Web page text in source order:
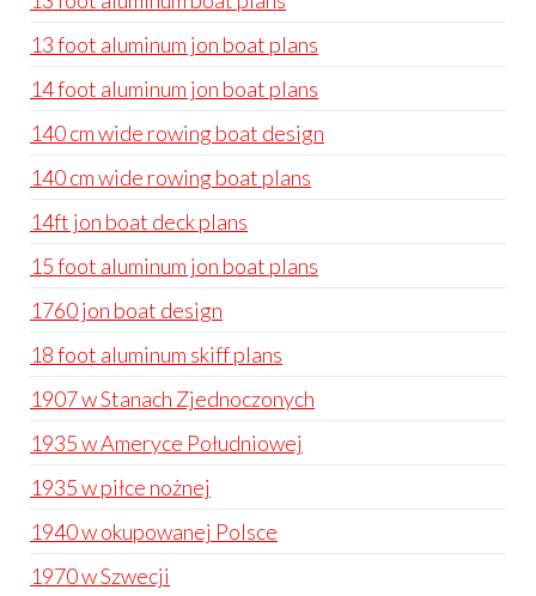
13 foot aluminum jon boat plans
14 foot aluminum jon boat plans
140 cm wide rowing boat design
140 cm wide rowing boat plans
14ft jon boat deck plans
15 foot aluminum jon boat plans
1760 jon boat design
18 foot aluminum skiff plans
1907 w Stanach Zjednoczonych
1935 w Ameryce Południowej
1935 w piłce nożnej
1940 w okupowanej Polsce
1970 w Szwecji